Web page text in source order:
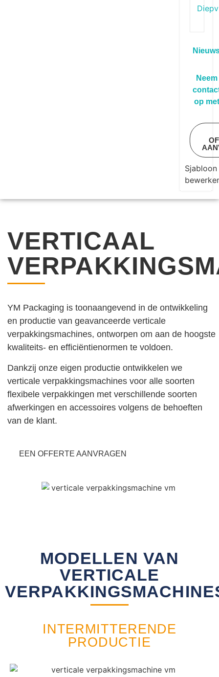
Neem
op met
Sjabloon
VERTICAAL
YM Packaging is toonaangevend in de ontwikkeling
en productie van geavanceerde verticale
verpakkingsmachines, ontworpen om aan de hoogste
kwaliteits- en efficiëntienormen te voldoen.
Dankzij onze eigen productie ontwikkelen we
verticale verpakkingsmachines voor alle soorten
flexibele verpakkingen met verschillende soorten
afwerkingen en accessoires volgens de behoeften
van de klant.
EEN OFFERTE AANVRAGEN
MODELLEN VAN
VERTICALE
INTERMITTERENDE
PRODUCTIE